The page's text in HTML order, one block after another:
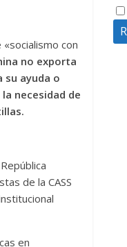
con
no exporta
su ayuda o
necesidad de
de la CASS
en